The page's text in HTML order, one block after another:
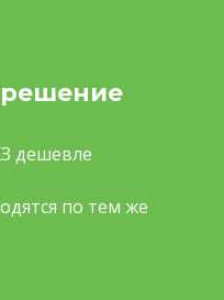
дешевле
по тем же